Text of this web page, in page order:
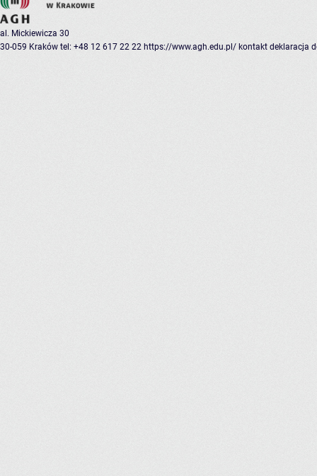
al. Mickiewicza 30
30-059 Kraków tel: +48 12 617 22 22 https://www.agh.edu.pl/ kontakt deklaracja